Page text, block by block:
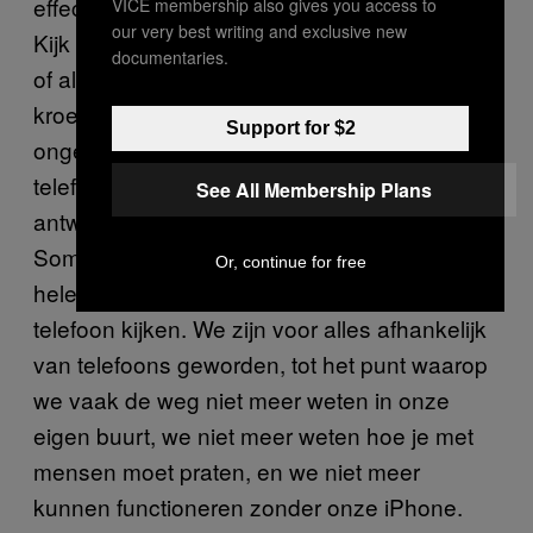
Kijk om je heen als er een trein vertraagd is,
of als je in de bus zit, of zelfs als je in een
kroeg zit, en je zult zien dat mensen
ongelofelijk geobsedeerd zijn door hun
telefoons. Ze turen naar de schermen voor
antwoorden, maar krijgen geen echt inzicht.
Sommigen denken zelfs dat het oké is om
hele gesprekken te voeren terwijl ze op hun
telefoon kijken. We zijn voor alles afhankelijk
van telefoons geworden, tot het punt waarop
we vaak de weg niet meer weten in onze
eigen buurt, we niet meer weten hoe je met
mensen moet praten, en we niet meer
kunnen functioneren zonder onze iPhone.
our very best writing and exclusive new
documentaries.
Support for $2
See All Membership Plans
Or, continue for free